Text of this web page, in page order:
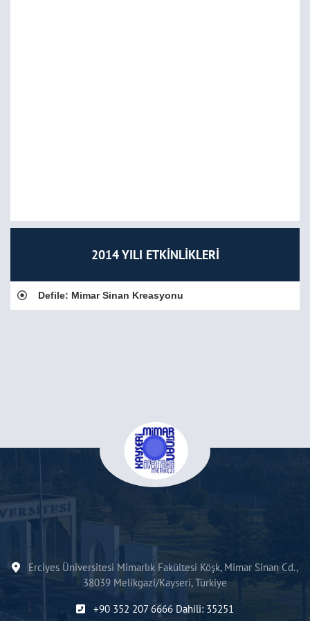
2014 YILI ETKİNLİKLERİ
Defile: Mimar Sinan Kreasyonu
Erciyes Üniversitesi Mimarlık Fakültesi Köşk, Mimar Sinan Cd.,
38039 Melikgazi/Kayseri, Türkiye
+90 352 207 6666 Dahili: 35251